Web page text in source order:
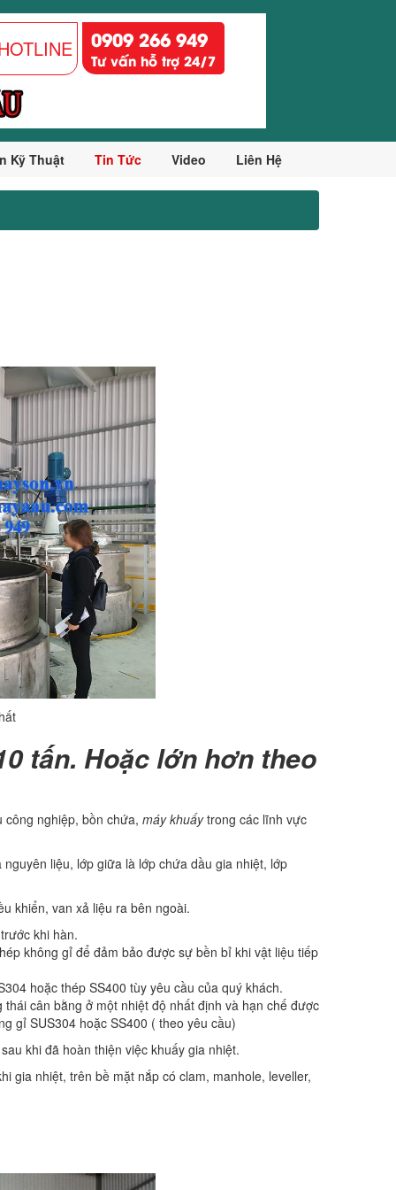
0909 266 949
Tư vấn hỗ trợ 24/7
Kỹ Thuật Tin Tức Video Liên Hệ
tấn. Hoặc lớn hơn theo
nghiệp, bồn chứa, máy khuấytrong các lĩnh vực
liệu, lớp giữa là lớp chứa dầu gia nhiệt, lớp
khiển, van xả liệu ra bên ngoài.
khi hàn.
không gỉ để đảm bảo được sự bền bỉ khi vật liệu tiếp
hoặc thép SS400 tùy yêu cầu của quý khách.
cân bằng ở một nhiệt độ nhất định và hạn chế được
gỉ SUS304 hoặc SS400 ( theo yêu cầu)
khi đã hoàn thiện việc khuấy gia nhiệt.
gia nhiệt, trên bề mặt nắp có clam, manhole, leveller,